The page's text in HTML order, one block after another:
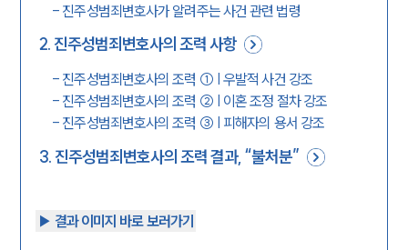
- 진주성범죄변호사가 알려주는 사건 관련 법령
2. 진주성범죄변호사의 조력 사항
- 진주성범죄변호사의 조력 ① | 우발적 사건 강조
- 진주성범죄변호사의 조력 ② | 이혼 조정 절차 강조
- 진주성범죄변호사의 조력 ③ | 피해자의 용서 강조
3. 진주성범죄변호사의 조력 결과, “불처분”
▶︎ 결과 이미지 바로 보러가기